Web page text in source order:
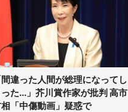
間違った人間が総理になってし
った...」芥川賞作家が批判 高市
「中傷動画」疑惑で